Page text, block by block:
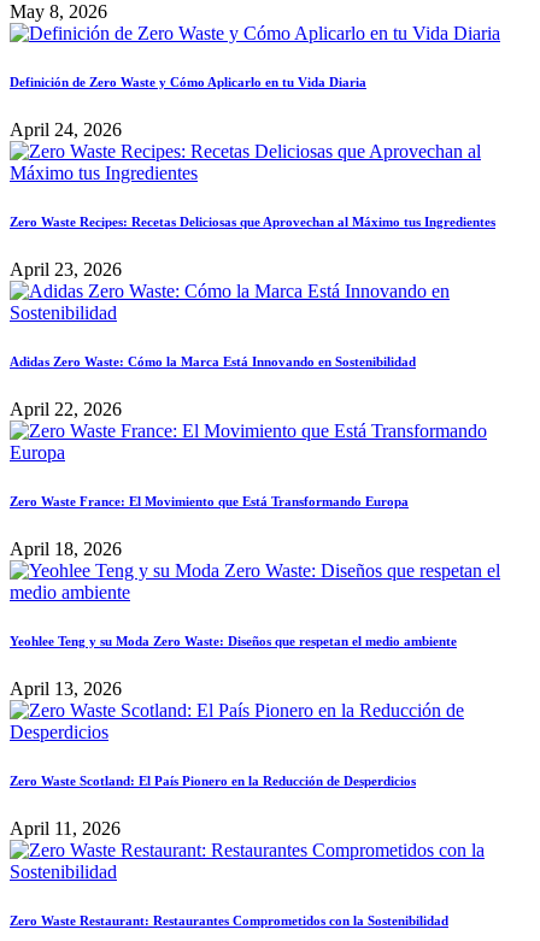
May 8, 2026
Definición de Zero Waste y Cómo Aplicarlo en tu Vida Diaria
April 24, 2026
Zero Waste Recipes: Recetas Deliciosas que Aprovechan al Máximo tus Ingredientes
April 23, 2026
Adidas Zero Waste: Cómo la Marca Está Innovando en Sostenibilidad
April 22, 2026
Zero Waste France: El Movimiento que Está Transformando Europa
April 18, 2026
Yeohlee Teng y su Moda Zero Waste: Diseños que respetan el medio ambiente
April 13, 2026
Zero Waste Scotland: El País Pionero en la Reducción de Desperdicios
April 11, 2026
Zero Waste Restaurant: Restaurantes Comprometidos con la Sostenibilidad